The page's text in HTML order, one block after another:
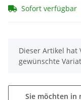
Sofort verfügbar
x
Dieser Artikel hat
gewünschte
Sie möchten in